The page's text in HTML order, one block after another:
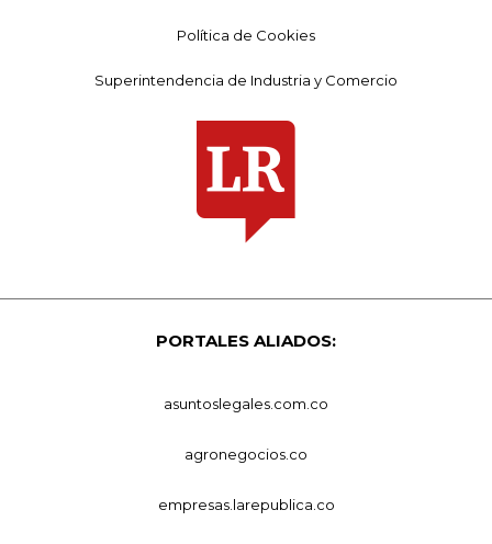
Política de Cookies
Superintendencia de Industria y Comercio
PORTALES ALIADOS:
asuntoslegales.com.co
agronegocios.co
empresas.larepublica.co